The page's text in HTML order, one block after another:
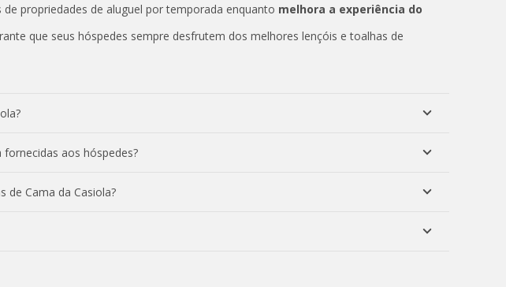
propriedades de aluguel por temporada enquanto melhora a experiência do
que seus hóspedes sempre desfrutem dos melhores lençóis e toalhas de
aos hóspedes?
de Cama da Casiola?